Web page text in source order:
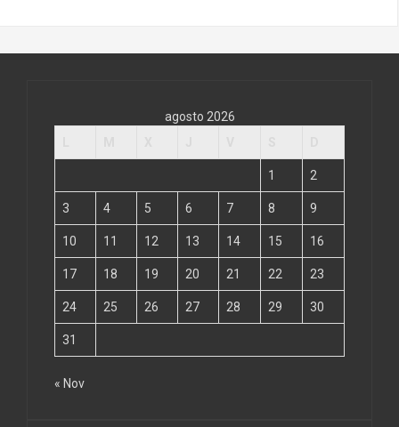
agosto 2026
1 2
3 4 5 6 7 8 9
10 11 12 13 14 15 16
17 18 19 20 21 22 23
24 25 26 27 28 29 30
31
« Nov